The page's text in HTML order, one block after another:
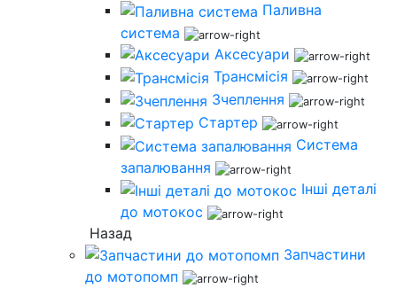
Паливна
система
Аксесуари
Трансмісія
Зчеплення
Стартер
Система
запалювання
Інші деталі
до мотокос
Назад
Запчастини
до мотопомп